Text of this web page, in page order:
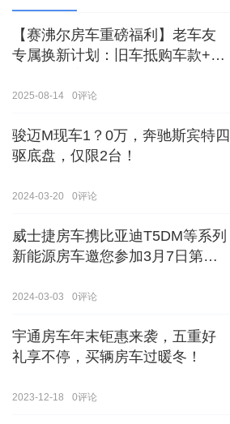
【赛沸尔房车重磅福利】老车友
专属换新计划：旧车抵购车款+额
2025-08-14 0评论
骏迈M现车1？0万，奔驰斯宾特四
驱底盘，仅限2台！
2024-03-20 0评论
威士捷房车携比亚迪T5DM等系列
新能源房车邀您参加3月7日第八
2024-03-03 0评论
宇通房车年末钜惠来袭，五重好
礼享不停，买辆房车过暖冬！
2023-12-18 0评论